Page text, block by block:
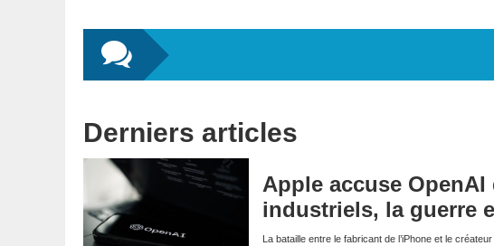
Derniers articles
Apple accuse OpenAI
industriels, la guerre
La bataille entre le fabricant de l’iPhone et le